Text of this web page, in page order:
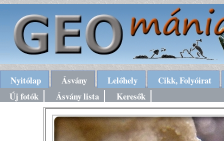
Nyitólap Ásvány Lelőhely
Cikk, Folyóirat
Új fotók
Ásvány lista Keresők